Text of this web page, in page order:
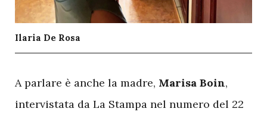
Ilaria De Rosa
Aparlare è anche la madre, Marisa Boin,
intervistata da La Stampa nel numero del 22